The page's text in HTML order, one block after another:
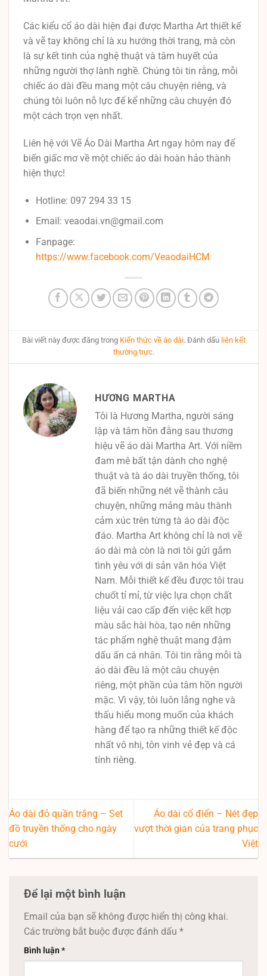
Các kiểu cổ áo dài hiện đại được Martha Art thiết kế
và vẽ tay không chỉ là xu hướng thời trang, mà còn
là sự kết tinh của nghệ thuật và tâm huyết của
những người thợ lành nghề. Chúng tôi tin rằng, mỗi
chiếc áo dài đều mang một câu chuyện riêng, và
chúng tôi luôn nỗ lực để kể những câu chuyện đó
một cách trọn vẹn nhất.
Liên hệ với Vẽ Áo Dài Martha Art ngay hôm nay để
biến giấc mơ về một chiếc áo dài hoàn hảo thành
hiện thực!
Hotline: 097 294 33 15
Email: veaodai.vn@gmail.com
Fanpage:
https://www.facebook.com/VeaodaiHCM
Bài viết này được đăng trong Kiến thức về áo dài. Đánh dấu liên kết
thường trực.
HƯƠNG MARTHA
Tôi là Hương Martha, người sáng
lập và tâm hồn đằng sau thương
hiệu vẽ áo dài Martha Art. Với niềm
đam mê bất tận dành cho nghệ
thuật và tà áo dài truyền thống, tôi
đã biến những nét vẽ thành câu
chuyện, những mảng màu thành
cảm xúc trên từng tà áo dài độc
đáo. Martha Art không chỉ là nơi vẽ
áo dài mà còn là nơi tôi gửi gắm
tình yêu với di sản văn hóa Việt
Nam. Mỗi thiết kế đều được tôi trau
chuốt tỉ mỉ, từ việc lựa chọn chất
liệu vải cao cấp đến việc kết hợp
màu sắc hài hòa, tạo nên những
tác phẩm nghệ thuật mang đậm
dấu ấn cá nhân. Tôi tin rằng mỗi tà
áo dài đều là một câu chuyện
riêng, một phần của tâm hồn người
mặc. Vì vậy, tôi luôn lắng nghe và
thấu hiểu mong muốn của khách
hàng để tạo ra những thiết kế độc
nhất vô nhị, tôn vinh vẻ đẹp và cá
tính riêng.
Áo dài đỏ quần trắng – Set
đồ truyền thống cho ngày
cưới
Áo dài cổ điển – Nét đẹp
vượt thời gian của trang phục
Việt
Để lại một bình luận
Email của bạn sẽ không được hiển thị công khai.
Các trường bắt buộc được đánh dấu *
Bình luận*